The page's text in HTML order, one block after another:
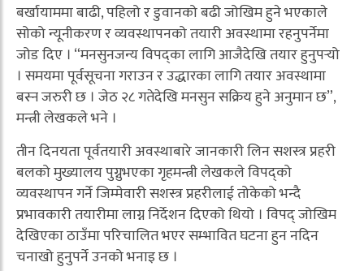
बर्खायाममा बाढी, पहिलो र डुवानको बढी जोखिम हुने भएकाले
सोको न्यूनीकरण र व्यवस्थापनको तयारी अवस्थामा रहनुपर्नेमा
जोड दिए । “मनसुनजन्य विपद्का लागि आजैदेखि तयार हुनुपर्‍यो
। समयमा पूर्वसूचना गराउन र उद्धारका लागि तयार अवस्थामा
बस्न जरुरी छ । जेठ २८ गतेदेखि मनसुन सक्रिय हुने अनुमान छ”,
मन्त्री लेखकले भने ।
तीन दिनयता पूर्वतयारी अवस्थाबारे जानकारी लिन सशस्त्र प्रहरी
बलको मुख्यालय पुग्नुभएका गृहमन्त्री लेखकले विपद्को
व्यवस्थापन गर्ने जिम्मेवारी सशस्त्र प्रहरीलाई तोकेको भन्दै
प्रभावकारी तयारीमा लाग्न निर्देशन दिएको थियो । विपद् जोखिम
देखिएका ठाउँमा परिचालित भएर सम्भावित घटना हुन नदिन
चनाखो हुनुपर्ने उनको भनाइ छ ।